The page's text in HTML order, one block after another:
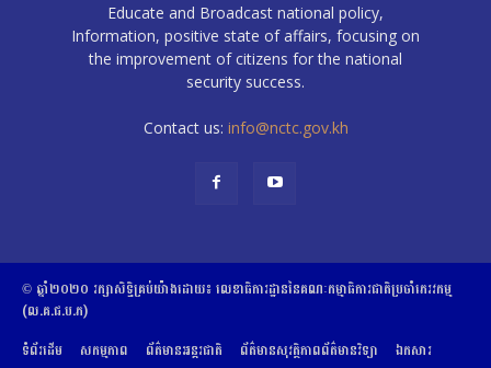
Educate and Broadcast national policy,
Information, positive state of affairs, focusing on
the improvement of citizens for the national
security success.
Contact us: info@nctc.gov.kh
© ឆ្នាំ២០២០​ ​រក្សាសិទ្ធិ​គ្រប់យ៉ាង​ដោយ​៖​ ​លេខាធិការដ្ឋាននៃគណៈកម្មាធិការជាតិប្រចាំភេរវកម្ម
(ល.គ.ជ.ប.ភ)
ទំព័រដើម
សកម្មភាព ព័ត៌មានអន្តរជាតិ ព័ត៌មានសុវត្ថិភាពព័ត៌មានវិទ្យា ឯកសារ